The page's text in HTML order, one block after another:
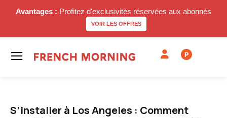
Avantages : Profitez d'exclusivités réservées aux abonnés
VOIR LES OFFRES
P
S’installer à Los Angeles : Comment